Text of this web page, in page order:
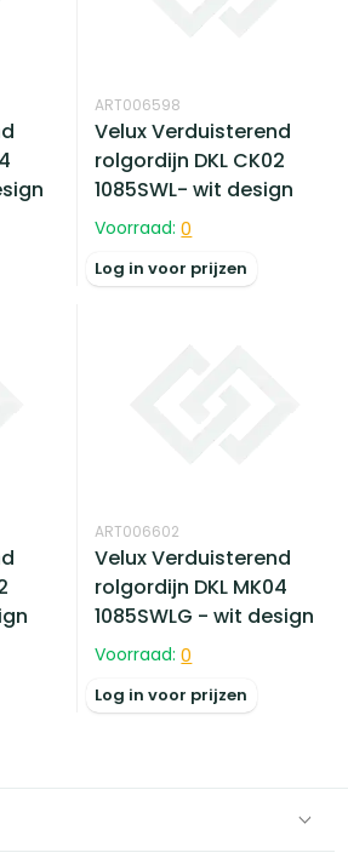
ART006598
Velux Verduisterend
rolgordijn DKL CK02
1085SWL- wit design
Voorraad: 0
Log in voor prijzen
ART006602
Velux Verduisterend
rolgordijn DKL MK04
1085SWLG - wit design
Voorraad: 0
Log in voor prijzen